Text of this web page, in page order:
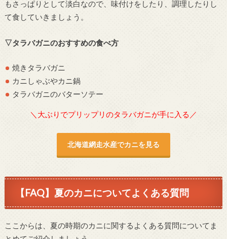
もさっぱりとして淡白なので、味付けをしたり、調理したりし
て食していきましょう。
▽タラバガニのおすすめの食べ方
焼きタラバガニ
カニしゃぶやカニ鍋
タラバガニのバターソテー
＼大ぶりでプリップリのタラバガニが手に入る／
北海道網走水産でカニを見る
【FAQ】夏のカニについてよくある質問
ここからは、夏の時期のカニに関するよくある質問についてま